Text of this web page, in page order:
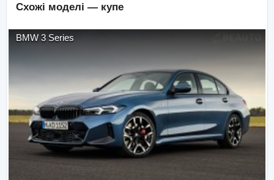
Схожі моделі — купе
BMW 3 Series